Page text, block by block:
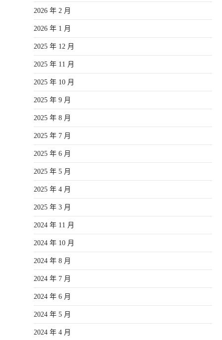
2026 年 2 月
2026 年 1 月
2025 年 12 月
2025 年 11 月
2025 年 10 月
2025 年 9 月
2025 年 8 月
2025 年 7 月
2025 年 6 月
2025 年 5 月
2025 年 4 月
2025 年 3 月
2024 年 11 月
2024 年 10 月
2024 年 8 月
2024 年 7 月
2024 年 6 月
2024 年 5 月
2024 年 4 月